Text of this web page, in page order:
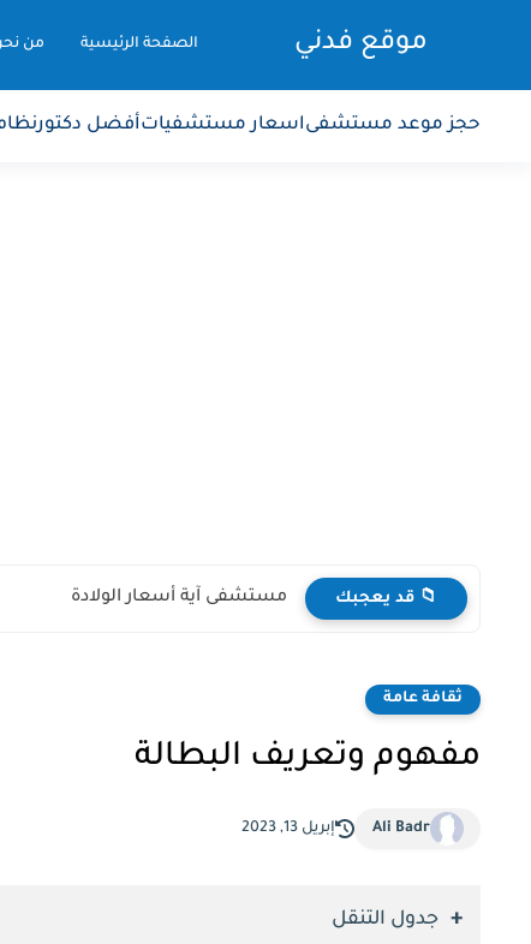
موقع فدني الصفحة الرئيسية من
حجز موعد مستشفىاسعار مستشفياتأفضل دكتور
📁 قد يعجبك مستشفى آية أسعار الولادة
ثقافة عامة
مفهوم وتعريف البطالة
Ali Badr إبريل 13, 2023
جدول التنقل